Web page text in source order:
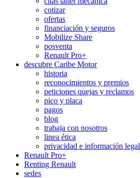
cotizar
ofertas
financiación y seguros
Mobilize Share
posventa
Renault Pro+
descubre Caribe Motor
historia
reconocimientos y premios
peticiones quejas y reclamos
pico y placa
pagos
blog
trabaja con nosotros
linea ética
privacidad e información legal
Renault Pro+
Renting Renault
sedes